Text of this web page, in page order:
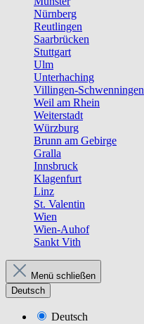
Nürnberg
Reutlingen
Saarbrücken
Stuttgart
Ulm
Unterhaching
Villingen-Schwenningen
Weil am Rhein
Weiterstadt
Würzburg
Brunn am Gebirge
Gralla
Innsbruck
Klagenfurt
Linz
St. Valentin
Wien
Wien-Auhof
Sankt Vith
Menü schließen
Deutsch
Deutsch